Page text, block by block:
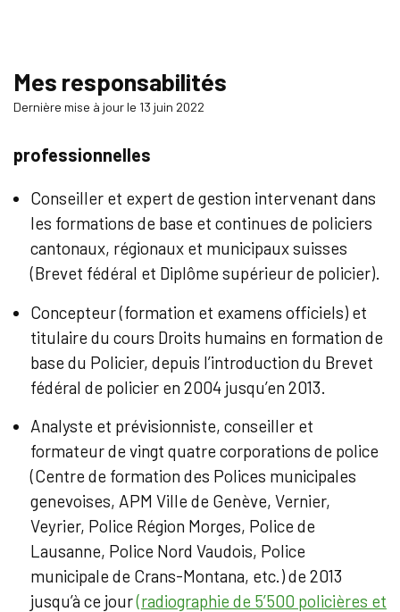
Mes responsabilités
Dernière mise à jour le 13 juin 2022
professionnelles
Conseiller et expert de gestion intervenant dans
les formations de base et continues de policiers
cantonaux, régionaux et municipaux suisses
(Brevet fédéral et Diplôme supérieur de policier).
Concepteur (formation et examens officiels) et
titulaire du cours Droits humains en formation de
base du Policier, depuis l’introduction du Brevet
fédéral de policier en 2004 jusqu’en 2013.
Analyste et prévisionniste, conseiller et
formateur de vingt quatre corporations de police
(Centre de formation des Polices municipales
genevoises, APM Ville de Genève, Vernier,
Veyrier, Police Région Morges, Police de
Lausanne, Police Nord Vaudois, Police
municipale de Crans-Montana, etc.) de 2013
jusqu’à ce jour(radiographie de 5’500 policières et